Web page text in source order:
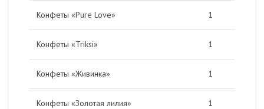
Конфеты «Pure Love» 1
Конфеты «Triksi» 1
Конфеты «Живинка» 1
Конфеты «Золотая лилия» 1